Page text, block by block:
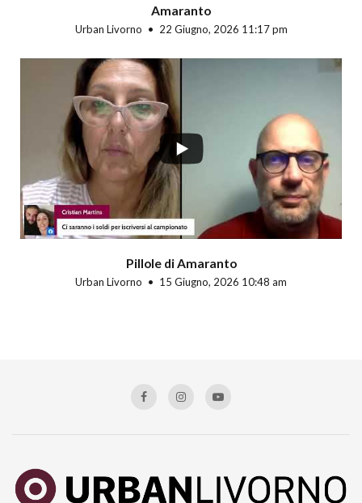
Amaranto
Urban Livorno 22 Giugno, 2026 11:17 pm
Pillole di Amaranto
Urban Livorno 15 Giugno, 2026 10:48 am